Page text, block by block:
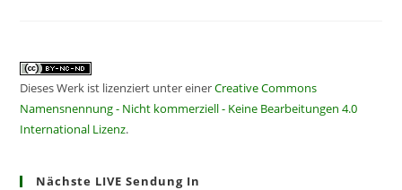
Dieses Werk ist lizenziert unter einerCreative Commons
Namensnennung - Nicht kommerziell - Keine Bearbeitungen 4.0
International Lizenz.
Nächste LIVE Sendung In